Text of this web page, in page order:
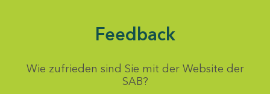
Feedback
Wie zufrieden sind Sie mit der Website der
SAB?